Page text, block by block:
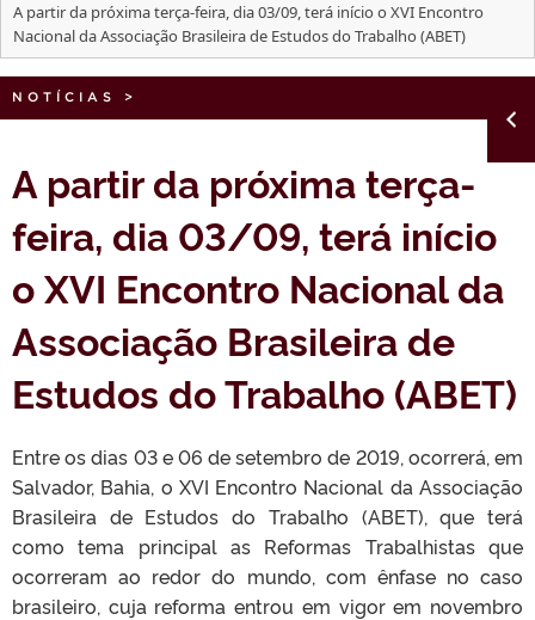
INTERNACIONAL
OUVIDORIA
PORTARIAS
A partir da próxima terça-feira, dia 03/09, terá início o XVI Encontro
Nacional da Associação Brasileira de Estudos do Trabalho (ABET)
NOTÍCIAS >
A partir da próxima terça-
feira, dia 03/09, terá início
o XVI Encontro Nacional da
Associação Brasileira de
Estudos do Trabalho (ABET)
Entre os dias 03 e 06 de setembro de 2019, ocorrerá, em
Salvador, Bahia, o XVI Encontro Nacional da Associação
Brasileira de Estudos do Trabalho (ABET), que terá
como tema principal as Reformas Trabalhistas que
ocorreram ao redor do mundo, com ênfase no caso
brasileiro, cuja reforma entrou em vigor em novembro